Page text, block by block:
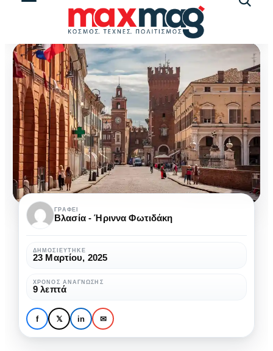
ΕΞΩΤΕΡΙΚΌ ΤΑΞΊΔΙΑ
Φεράρα: η πόλη της
Ιταλίας με την παλιά
αρχιτεκτονική.
Φεράρα:
πόλη
της
Ιταλίας
την
παλιά
ΓΡΆΦΕΙ
Βλασία - Ήριννα Φωτιδάκη
ΔΗΜΟΣΙΕΎΤΗΚΕ
23 Μαρτίου, 2025
ΧΡΌΝΟΣ ΑΝΆΓΝΩΣΗΣ
9 λεπτά
f 𝕏 in ✉